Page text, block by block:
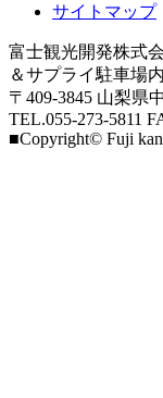
サイトマップ
富士観光開発株式
＆サプライ駐車場内
〒409-3845 山梨県
TEL.055-273-5811
■Copyright© Fuji